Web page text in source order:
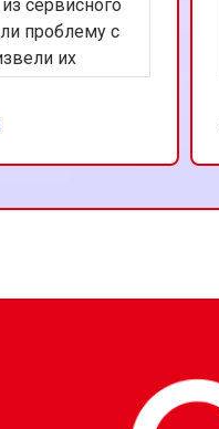
сервисного
проблему с
их
Теперь
без
за ваш